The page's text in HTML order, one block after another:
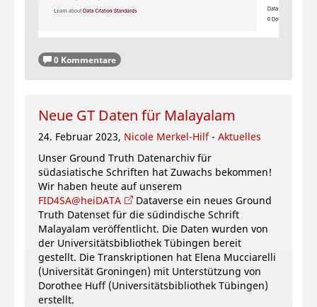
0 Kommentare
Neue GT Daten für Malayalam
24. Februar 2023, Nicole Merkel-Hilf - Aktuelles
Unser Ground Truth Datenarchiv für
südasiatische Schriften hat Zuwachs bekommen!
Wir haben heute auf unserem
FID4SA@heiDATA
Dataverse ein neues Ground
Truth Datenset für die südindische Schrift
Malayalam veröffentlicht. Die Daten wurden von
der Universitätsbibliothek Tübingen bereit
gestellt. Die Transkriptionen hat Elena Mucciarelli
(Universität Groningen) mit Unterstützung von
Dorothee Huff (Universitätsbibliothek Tübingen)
erstellt.